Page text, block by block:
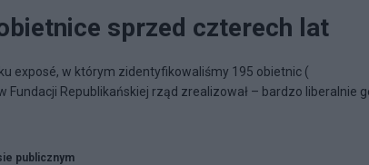
sprzed czterech lat
exposé, w którym zidentyfikowaliśmy 195 obietnic (
Fundacji Republikańskiej rząd zrealizował – bardzo liberalnie
publicznym